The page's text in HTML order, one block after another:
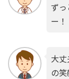
ず
ー！
大
の